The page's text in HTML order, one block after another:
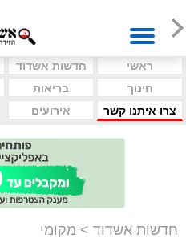
ראשי חדשות אשדוד
חינוך
בריאות
צרו איתנו קשר
אירועים
חדשות אשדוד > מקומי